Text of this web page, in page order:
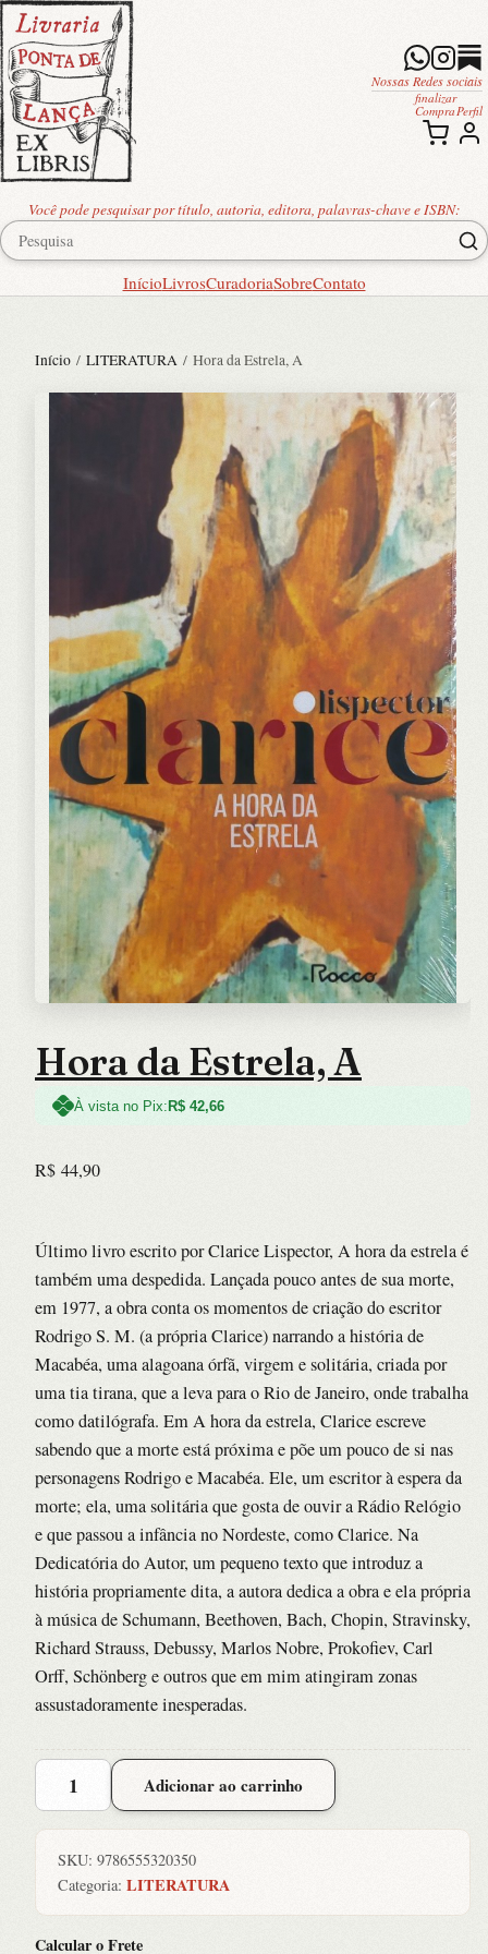
Você pode pesquisar por título, autoria, editora, palavras-chave e ISBN:
InícioLivrosCuradoriaSobreContato
Nossas Redes sociais
finalizar
Compra Perfil
Início / LITERATURA / Hora da Estrela, A
Hora da Estrela, A
À vista no Pix:R$ 42,66
R$ 44,90
Último livro escrito por Clarice Lispector, A hora da estrela é
também uma despedida. Lançada pouco antes de sua morte,
em 1977, a obra conta os momentos de criação do escritor
Rodrigo S. M. (a própria Clarice) narrando a história de
Macabéa, uma alagoana órfã, virgem e solitária, criada por
uma tia tirana, que a leva para o Rio de Janeiro, onde trabalha
como datilógrafa. Em A hora da estrela, Clarice escreve
sabendo que a morte está próxima e põe um pouco de si nas
personagens Rodrigo e Macabéa. Ele, um escritor à espera da
morte; ela, uma solitária que gosta de ouvir a Rádio Relógio
e que passou a infância no Nordeste, como Clarice. Na
Dedicatória do Autor, um pequeno texto que introduz a
história propriamente dita, a autora dedica a obra e ela própria
à música de Schumann, Beethoven, Bach, Chopin, Stravinsky,
Richard Strauss, Debussy, Marlos Nobre, Prokofiev, Carl
Orff, Schönberg e outros que em mim atingiram zonas
assustadoramente inesperadas.
Hora
quantidade
Adicionar ao carrinho
SKU: 9786555320350
Categoria: LITERATURA
Calcular o Frete